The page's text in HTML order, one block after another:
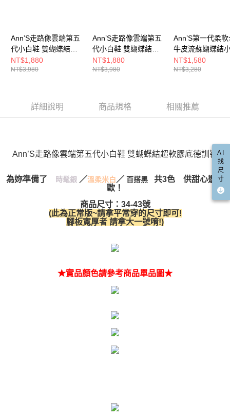
４．使用「AFTEE先享後付」時，將依據個別帳號之用戶狀況，依本公司即
時審查核予不同之上限額度；若仍有額度不足之情形，本公司將視審查結果
請求用戶進行身份認證。
５．嚴禁一人註冊多個帳號或使用他人資訊註冊。若發現惡意使用之情形，
恩沛科技股份有限公司將有權停止該用戶之使用額度並採取法律行動。
國家/地區配送(非順豐配送，勿填寫順豐智能櫃地址) 查看運費
國家/地區配送(限中國大陸地區) 查看運費
Ann’S走路像雲端第五
代小白鞋 雙蝴蝶結超
軟膠底德訓鞋-黑
NT$1,880
NT$3,980
Ann’S走路像雲端第五
代小白鞋 雙蝴蝶結超
軟膠底德訓鞋-銀
NT$1,880
NT$3,980
Ann’S第一代柔
牛皮流蘇蝴蝶結
鞋-白
NT$1,580
NT$3,280
詳細說明 商品規格 相關推薦
Ann’S走路像雲端第五代小白鞋 雙蝴蝶結超軟膠底德訓鞋
為妳準備了 時髦銀／溫柔米白／ 百搭黑
共3色 供甜心選擇
歐！
商品尺寸：34-43號
(此為正常版~請拿平常穿的尺寸即可!
腳板寬厚者 請拿大一號唷!)
★實品顏色請參考商品單品圖★
AI
找
尺
寸